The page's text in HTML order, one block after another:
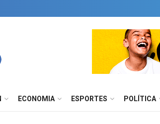
ECONOMIA ESPORTES POLÍTICA